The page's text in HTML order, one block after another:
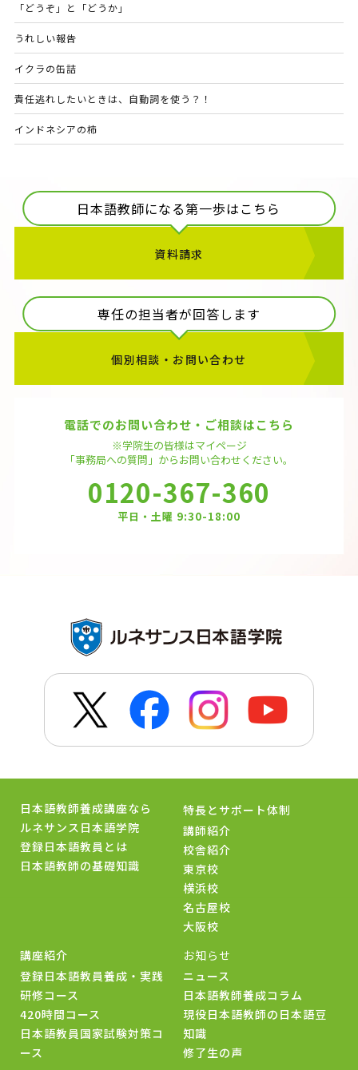
「どうぞ」と「どうか」
うれしい報告
イクラの缶詰
責任逃れしたいときは、自動詞を使う？！
インドネシアの柿
日本語教師になる第一歩はこちら
資料請求
専任の担当者が回答します
個別相談・お問い合わせ
電話でのお問い合わせ・ご相談はこちら
※学院生の皆様はマイページ
「事務局への質問」からお問い合わせください。
0120-367-360
平日・土曜 9:30-18:00
日本語教師養成講座なら
ルネサンス日本語学院
登録日本語教員とは
日本語教師の基礎知識
特長とサポート体制
講師紹介
校舎紹介
東京校
横浜校
名古屋校
大阪校
講座紹介
登録日本語教員養成・実践
研修コース
420時間コース
日本語教員国家試験対策コ
ース
お知らせ
ニュース
日本語教師養成コラム
現役日本語教師の日本語豆
知識
修了生の声